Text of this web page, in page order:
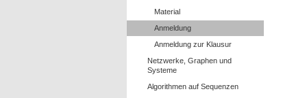
Material
Anmeldung
Anmeldung zur Klausur
Netzwerke, Graphen und
Systeme
Algorithmen auf Sequenzen